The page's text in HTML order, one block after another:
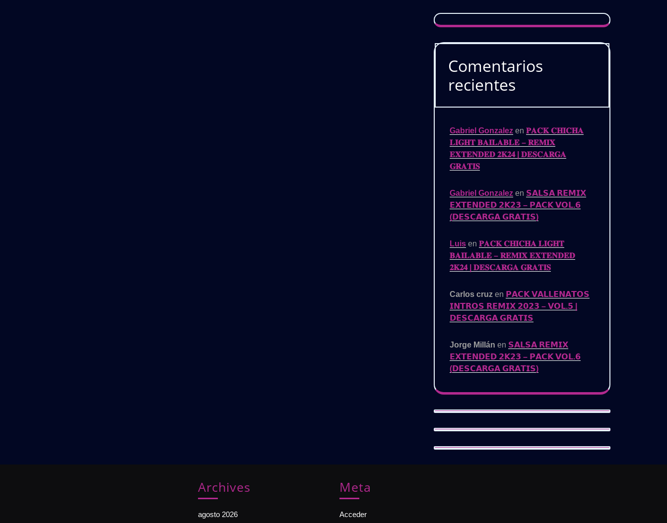
Comentarios
recientes
Gabriel Gonzalez en 𝐏𝐀𝐂𝐊 𝐂𝐇𝐈𝐂𝐇𝐀
𝐋𝐈𝐆𝐇𝐓 𝐁𝐀𝐈𝐋𝐀𝐁𝐋𝐄 – 𝐑𝐄𝐌𝐈𝐗
𝐄𝐗𝐓𝐄𝐍𝐃𝐄𝐃 𝟐𝐊𝟐𝟒 | 𝐃𝐄𝐒𝐂𝐀𝐑𝐆𝐀
𝐆𝐑𝐀𝐓𝐈𝐒
Gabriel Gonzalez en 𝗦𝗔𝗟𝗦𝗔 𝗥𝗘𝗠𝗜𝗫
𝗘𝗫𝗧𝗘𝗡𝗗𝗘𝗗 𝟮𝗞𝟮𝟯 – 𝗣𝗔𝗖𝗞 𝗩𝗢𝗟.𝟲
(𝗗𝗘𝗦𝗖𝗔𝗥𝗚𝗔 𝗚𝗥𝗔𝗧𝗜𝗦)
Luis en 𝐏𝐀𝐂𝐊 𝐂𝐇𝐈𝐂𝐇𝐀 𝐋𝐈𝐆𝐇𝐓
𝐁𝐀𝐈𝐋𝐀𝐁𝐋𝐄 – 𝐑𝐄𝐌𝐈𝐗 𝐄𝐗𝐓𝐄𝐍𝐃𝐄𝐃
𝟐𝐊𝟐𝟒 | 𝐃𝐄𝐒𝐂𝐀𝐑𝐆𝐀 𝐆𝐑𝐀𝐓𝐈𝐒
Carlos cruz en 𝗣𝗔𝗖𝗞 𝗩𝗔𝗟𝗟𝗘𝗡𝗔𝗧𝗢𝗦
𝗜𝗡𝗧𝗥𝗢𝗦 𝗥𝗘𝗠𝗜𝗫 𝟮𝟬𝟮𝟯 – 𝗩𝗢𝗟.𝟱 |
𝗗𝗘𝗦𝗖𝗔𝗥𝗚𝗔 𝗚𝗥𝗔𝗧𝗜𝗦
Jorge Millán en 𝗦𝗔𝗟𝗦𝗔 𝗥𝗘𝗠𝗜𝗫
𝗘𝗫𝗧𝗘𝗡𝗗𝗘𝗗 𝟮𝗞𝟮𝟯 – 𝗣𝗔𝗖𝗞 𝗩𝗢𝗟.𝟲
(𝗗𝗘𝗦𝗖𝗔𝗥𝗚𝗔 𝗚𝗥𝗔𝗧𝗜𝗦)
Archives
agosto 2026
Meta
Acceder